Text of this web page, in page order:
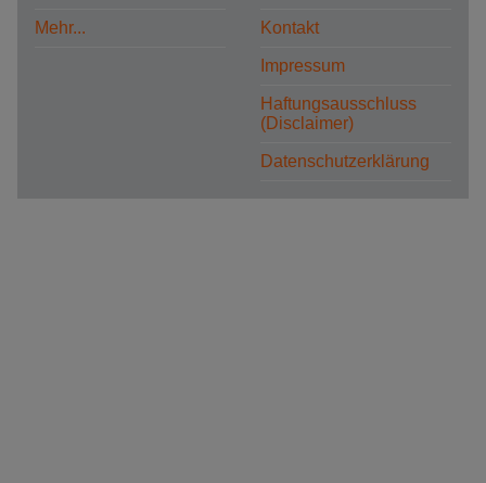
Mehr... Kontakt
Impressum
Haftungsausschluss
(Disclaimer)
Datenschutzerklärung